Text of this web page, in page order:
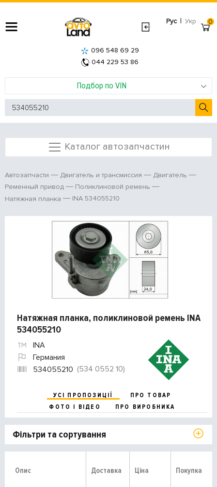
Рус | Укр
Подбор по VIN
096 548 69 29
044 229 53 86
0
Каталог автозапчастин
Автозапчасти Двигатель и трансмиссия
Двигатель
Ременный привод
Поликлиновой ремень
Натяжная планка
INA 534055210
Натяжная планка, поликлиновой ремень INA
534055210
INA
Германия
534055210 (534 0552 10)
УСІ ПРОПОЗИЦІЇ
ПРО ТОВАР
ФОТО І ВІДЕО
ПРО ВИРОБНИКА
Фільтри та сортування
Опис Доставка Ціна Покупка